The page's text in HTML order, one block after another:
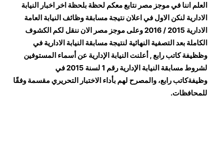
العلم اننا في موجز مصر نتابع معكم لحظة بلحظة اخر اخبار النيابة
الادارية لنكن الاول في اعلان نتيجة مسابقة وظائف النيابة العامة
الادارية 2015 / 2016 وعلى موجز مصر الان ننقل لكم الكشوف
الكاملة بعد التصفية النهائية لنتيجة مسابقة النيابة الادارية في
وظظيفة كاتب رابع , أعلنت النيابة الإدارية عن أسماء المستوفين
لشروط مسابقة النيابة الإدارية رقم 1 لسنة 2015 في
وظيفةكاتب رابع، والمصرح لهم بأداء الاختبار التحريري مقسمة وفقًا
للمحافظات.